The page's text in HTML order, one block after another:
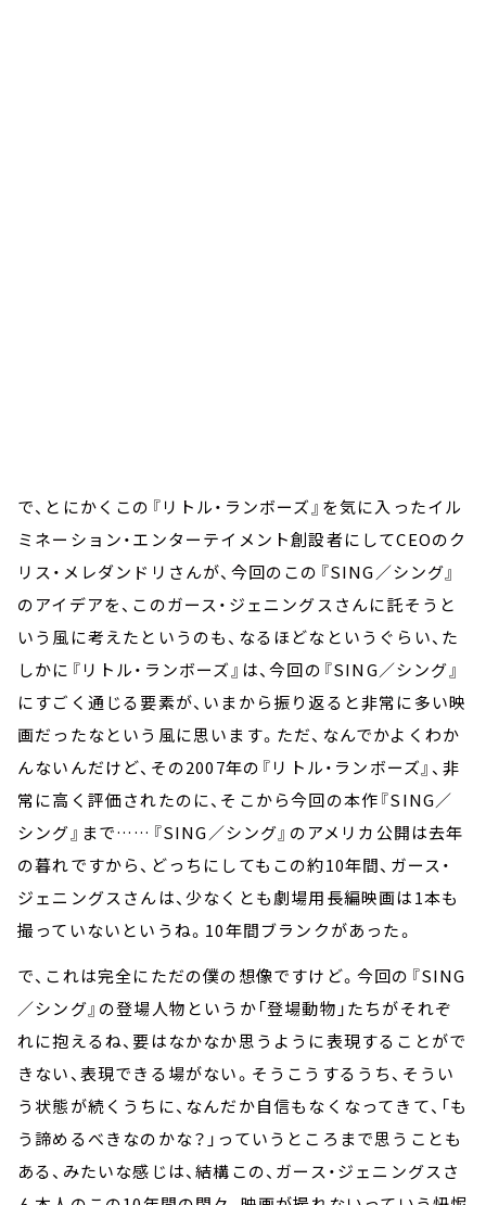
で、とにかくこの『リトル・ランボーズ』を気に入ったイル
ミネーション・エンターテイメント創設者にしてCEOのク
リス・メレダンドリさんが、今回のこの『SING／シング』
のアイデアを、このガース・ジェニングスさんに託そうと
いう風に考えたというのも、なるほどなというぐらい、た
しかに『リトル・ランボーズ』は、今回の『SING／シング』
にすごく通じる要素が、いまから振り返ると非常に多い映
画だったなという風に思います。ただ、なんでかよくわか
んないんだけど、その2007年の『リトル・ランボーズ』、非
常に高く評価されたのに、そこから今回の本作『SING／
シング』まで……『SING／シング』のアメリカ公開は去年
の暮れですから、どっちにしてもこの約10年間、ガース・
ジェニングスさんは、少なくとも劇場用長編映画は1本も
撮っていないというね。10年間ブランクがあった。
で、これは完全にただの僕の想像ですけど。今回の『SING
／シング』の登場人物というか「登場動物」たちがそれぞ
れに抱えるね、要はなかなか思うように表現することがで
きない、表現できる場がない。そうこうするうち、そうい
う状態が続くうちに、なんだか自信もなくなってきて、「も
う諦めるべきなのかな？」っていうところまで思うことも
ある、みたいな感じは、結構この、ガース・ジェニングスさ